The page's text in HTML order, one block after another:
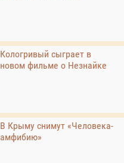
Кологривый сыграет в
новом фильме о Незнайке
В Крыму снимут «Человека-
амфибию»